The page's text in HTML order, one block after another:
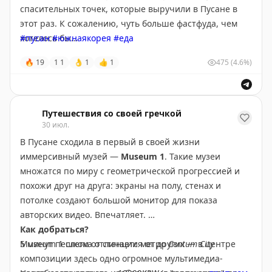
🤩Olive Young
Самый популярный магазин косметики в Южной
маски
Mediheal вдвое дешевле, чем в России.
стоят копейки.
спасительных точек, которые выручили в Пусане в
этот раз. К сожалению, чуть больше фастфуда, чем
хотелось бы…
🤩Магазинчики-комбини
(CU, 7-Eleven, Emart и др.)
3600KRW– весьма годные для перекуса.
Гипермаркет Emart
Именно в формате гипермаркета хорошая кулинария:
— нажористая пицца-барбекю – 14990KRW
— свежие роллы и суши – от11000KRW. Вкусные.
— порция курицы-терияки или запечённая свинина –
от9990KRW
Внутри больших Emart есть кафешка, где подают
горячие рамены (
(6000KRW). Вечером — хорошие скидки.
#пусан #южнаякорея #еда
🔥 19 1 1 👌 1 👍 1 475 (4.6%)
Путешествия со своей гречкой
30 июл.
В Пусане сходила в первый в своей жизни
иммерсивный музей — Museum 1. Такие музеи
множатся по миру с геометрической прогрессией и
похожи друг на друга: экраны на полу, стенах и
потолке создают большой монитор для показа
авторских видео. Впечатляет.
Museum 1 слегка отличается от других — в центре
композиции здесь одно огромное мультимедиа-
Как добраться?
5 минут пешком от станции метроCentum City